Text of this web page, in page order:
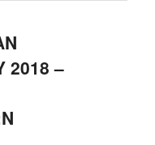
2018 –